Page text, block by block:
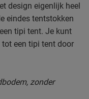
design eigenlijk heel
eindes tentstokken
tipi tent. Je kunt
een tipi tent door
zonder